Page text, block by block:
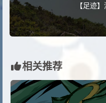
【足迹
相关推荐